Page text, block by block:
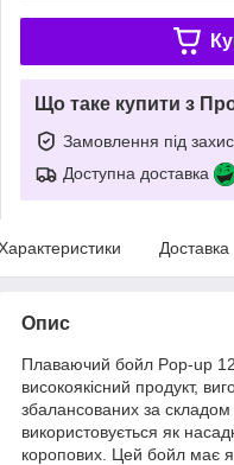
Що таке купити з
Замовлення під
Доступна доставка
Доставка
Опис
Плаваючий бойл Pop-up
високоякісний продукт,
збалансованих за
використовується як
коропових. Цей бойл має